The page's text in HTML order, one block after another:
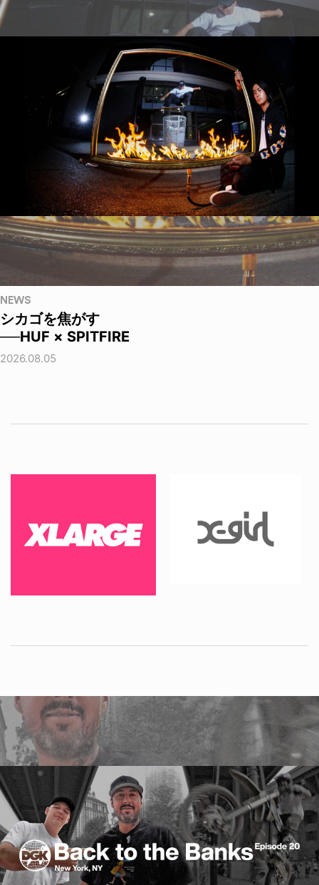
NEWS
シカゴを焦がす
──HUF × SPITFIRE
2026.08.05